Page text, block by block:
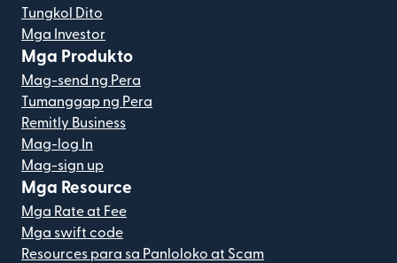
Tungkol Dito
Mga Investor
Mga Produkto
Mag-send ng Pera
Tumanggap ng Pera
Remitly Business
Mag-log In
Mag-sign up
Mga Resource
Mga Rate at Fee
Mga swift code
Resources para sa Panloloko at Scam